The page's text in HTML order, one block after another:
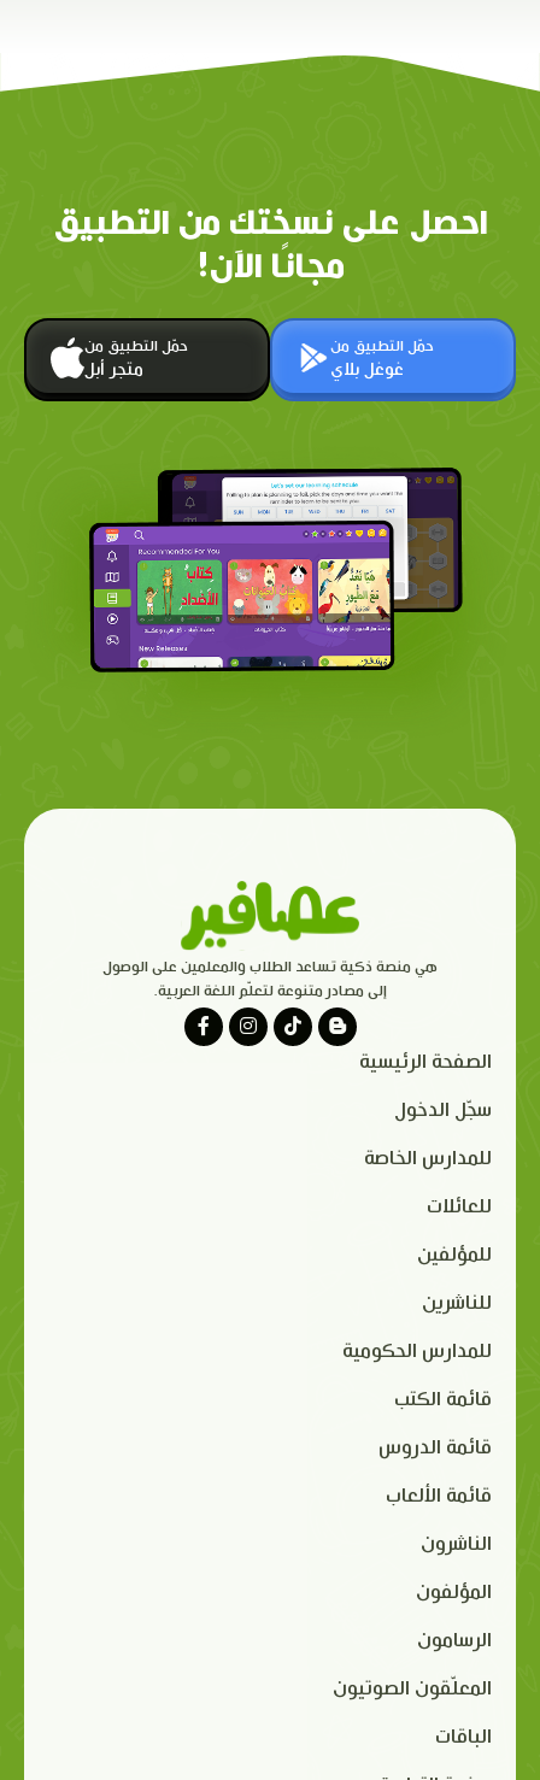
احصل على نسختك من التطبيق
مجانًا الآن!
حمّل التطبيق من
متجر أبل
حمّل التطبيق من
غوغل بلاي
هي منصة ذكية تساعد الطلاب والمعلمين على الوصول
إلى مصادر متنوعة لتعلّم اللغة العربية.
الصفحة الرئيسية
سجّل الدخول
للمدارس الخاصة
للعائلات
للمؤلفين
للناشرين
للمدارس الحكومية
قائمة الكتب
قائمة الدروس
قائمة الألعاب
الناشرون
المؤلفون
الرسامون
المعلّقون الصوتيون
الباقات